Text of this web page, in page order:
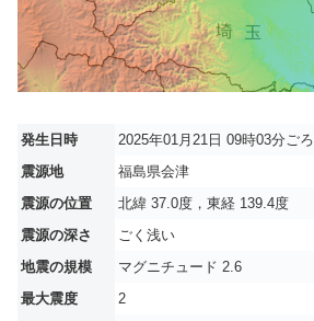
発生日時
2025年01月21日 09時03分ごろ
震源地
福島県会津
震源の位置
北緯 37.0度，東経 139.4度
震源の深さ
ごく浅い
地震の規模
マグニチュード 2.6
最大震度
2